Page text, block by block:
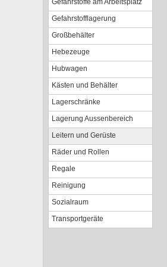
Gefahrstoffe am Arbeitsplatz
Gefahrstofflagerung
Großbehälter
Hebezeuge
Hubwagen
Kästen und Behälter
Lagerschränke
Lagerung Aussenbereich
Leitern und Gerüste
Räder und Rollen
Regale
Reinigung
Sozialraum
Transportgeräte